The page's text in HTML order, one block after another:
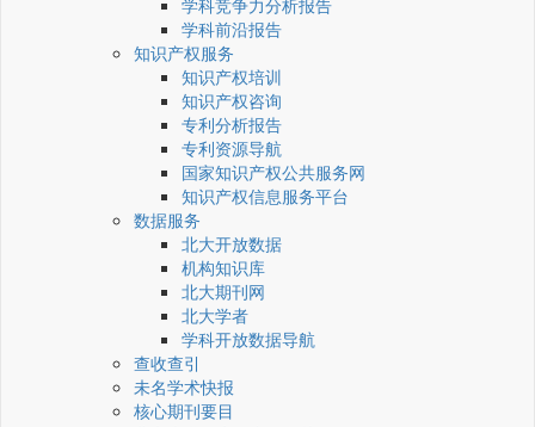
学科竞争力分析报告
学科前沿报告
知识产权服务
知识产权培训
知识产权咨询
专利分析报告
专利资源导航
国家知识产权公共服务网
知识产权信息服务平台
数据服务
北大开放数据
机构知识库
北大期刊网
北大学者
学科开放数据导航
查收查引
未名学术快报
核心期刊要目